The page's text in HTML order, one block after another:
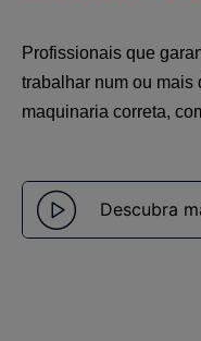
Profissionais que
trabalhar num ou mais
maquinaria correta,
Descubra